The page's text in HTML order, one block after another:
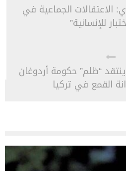
الاعتقالات الجماعية في
للإنسانية”
“ظلم” حكومة أردوغان
القمع في تركيا